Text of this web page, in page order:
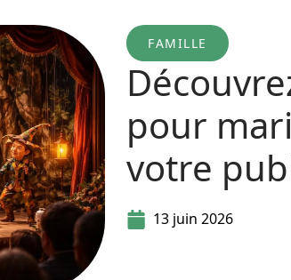
FAMILLE
pour
votre
13 juin 2026